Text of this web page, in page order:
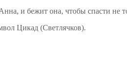
и бежит она, чтобы спасти не
Цикад (Светлячков).